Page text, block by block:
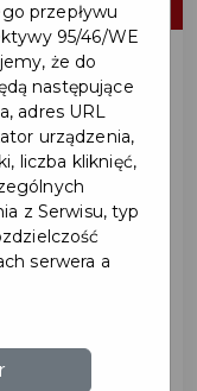
przepływu
95/46/WE
że do
następujące
adres URL
urządzenia,
liczba kliknięć,
z Serwisu, typ
serwera a